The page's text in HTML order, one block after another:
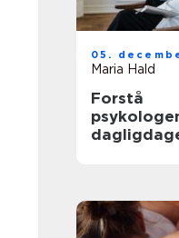
05.
Maria Hald
Forstå